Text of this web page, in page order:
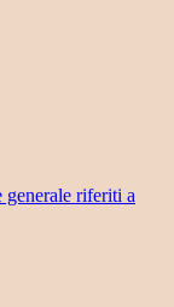
generale riferiti a